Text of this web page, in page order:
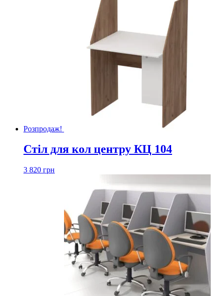
Розпродаж!
Стіл для кол центру КЦ 104
3 820 грн